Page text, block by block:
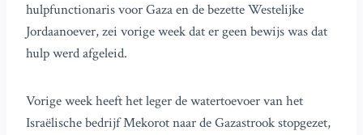
hulpfunctionaris voor Gaza en de bezette Westelijke
Jordaanoever, zei vorige week dat er geen bewijs was dat
hulp werd afgeleid.
Vorige week heeft het leger de watertoevoer van het
Israëlische bedrijf Mekorot naar de Gazastrook stopgezet,